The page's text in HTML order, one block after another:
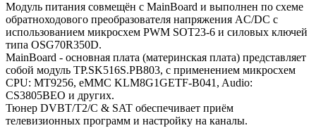
Модуль питания совмещён с MainBoard и выполнен по схеме
обратноходового преобразователя напряжения AC/DC c
использованием микросхем PWM SOT23-6 и силовых ключей
типа OSG70R350D.
MainBoard - основная плата (материнская плата) представляет
собой модуль TP.SK516S.PB803, с применением микросхем
CPU: MT9256, eMMC KLM8G1GETF-B041, Audio:
CS3805BEO и других.
Тюнер DVBT/T2/C & SAT обеспечивает приём
телевизионных программ и настройку на каналы.